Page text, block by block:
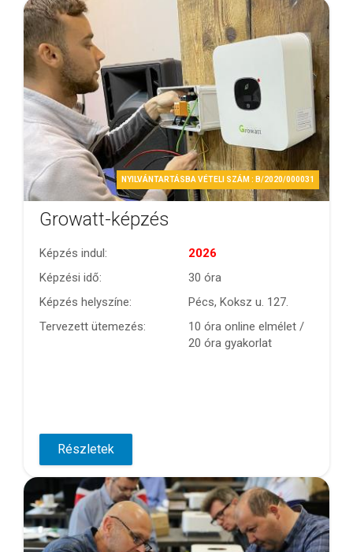
NYILVÁNTARTÁSBA VÉTELI SZÁM : B/2020/000031
Growatt-képzés
Képzés indul:
2026
Képzési idő:
30 óra
Képzés helyszíne:
Pécs, Koksz u. 127.
Tervezett ütemezés:
10 óra online elmélet /
20 óra gyakorlat
Részletek